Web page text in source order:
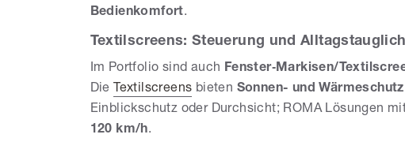
Bedienkomfort.
Textilscreens: Steuerung und
Im Portfolio sind auch Fenster‑Markisen/
Die Textilscreens bieten Sonnen- und Wärmeschutz
Einblickschutz oder Durchsicht; ROMA Lösungen
120 km/h.